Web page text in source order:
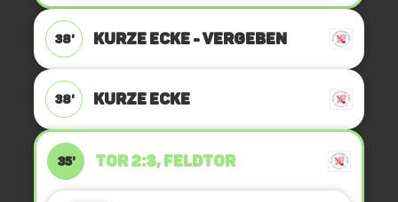
38' KURZE ECKE - VERGEBEN
38' KURZE ECKE
35' TOR 2:3, FELDTOR